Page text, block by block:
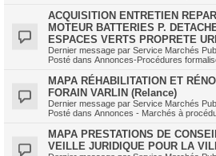
ACQUISITION ENTRETIEN
MOTEUR BATTERIES P.
ESPACES VERTS PROPRETE
Dernier message par Service Marchés
Posté dans Annonces-Procédures
MAPA RÉHABILITATION ET
FORAIN VARLIN (Relance)
Dernier message par Service Marchés
Posté dans Annonces - Marchés à
MAPA PRESTATIONS DE
VEILLE JURIDIQUE POUR LA